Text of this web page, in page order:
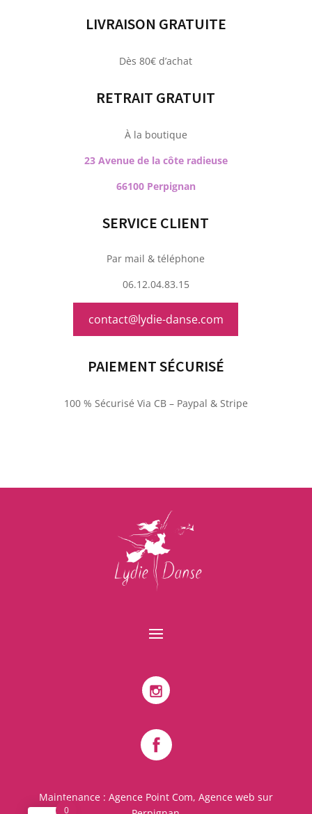
LIVRAISON GRATUITE
Dès 80€ d’achat
RETRAIT GRATUIT
À la boutique
23 Avenue de la côte radieuse
66100 Perpignan
SERVICE CLIENT
Par mail & téléphone
06.12.04.83.15
contact@lydie-danse.com
PAIEMENT SÉCURISÉ
100 % Sécurisé Via CB – Paypal & Stripe
Maintenance : Agence Point Com, Agence web sur
0